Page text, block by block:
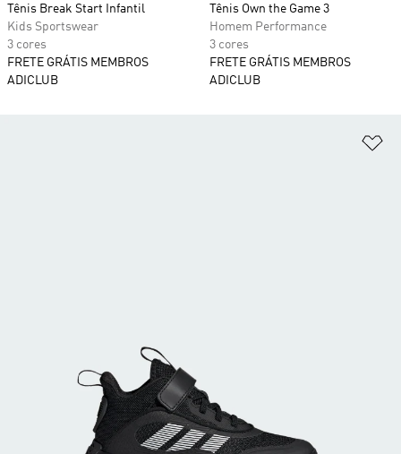
Tênis Break Start Infantil
Kids Sportswear
3 cores
FRETE GRÁTIS MEMBROS
ADICLUB
Tênis Own the Game 3
Homem Performance
3 cores
FRETE GRÁTIS MEMBROS
ADICLUB